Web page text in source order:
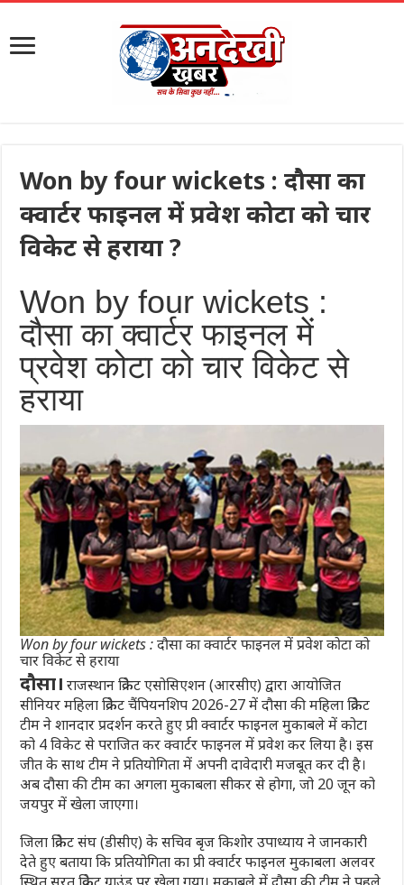
Won by four wickets : दौसा का
क्वार्टर फाइनल में प्रवेश कोटा को चार
विकेट से हराया ?
Won by four wickets :
दौसा का क्वार्टर फाइनल में
प्रवेश कोटा को चार विकेट से
हराया
Won by four wickets : दौसा का क्वार्टर फाइनल में प्रवेश कोटा को
चार विकेट से हराया
दौसा। राजस्थान क्रिकेट एसोसिएशन (आरसीए) द्वारा आयोजित
सीनियर महिला क्रिकेट चैंपियनशिप 2026-27 में दौसा की महिला क्रिकेट
टीम ने शानदार प्रदर्शन करते हुए प्री क्वार्टर फाइनल मुकाबले में कोटा
को 4 विकेट से पराजित कर क्वार्टर फाइनल में प्रवेश कर लिया है। इस
जीत के साथ टीम ने प्रतियोगिता में अपनी दावेदारी मजबूत कर दी है।
अब दौसा की टीम का अगला मुकाबला सीकर से होगा, जो 20 जून को
जयपुर में खेला जाएगा।
जिला क्रिकेट संघ (डीसीए) के सचिव बृज किशोर उपाध्याय ने जानकारी
देते हुए बताया कि प्रतियोगिता का प्री क्वार्टर फाइनल मुकाबला अलवर